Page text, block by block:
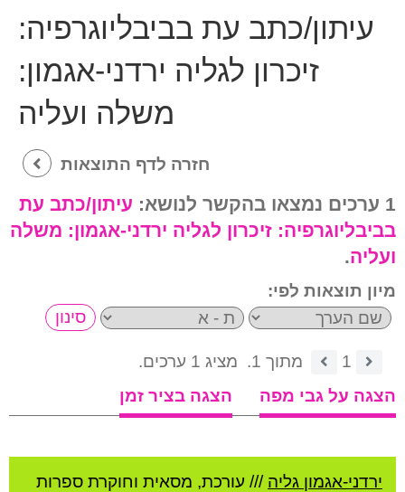
עיתון/כתב עת בביבליוגרפיה:
זיכרון לגליה ירדני-אגמון:
משלה ועליה
חזרה לדף התוצאות
1 ערכים נמצאו בהקשר לנושא:
עיתון/כתב עת
בביבליוגרפיה: זיכרון לגליה ירדני-אגמון: משלה
ועליה.
מיון תוצאות לפי:
1 מתוך 1.
מציג 1 ערכים.
הצגה על גבי מפה
הצגה בציר זמן
ירדני-אגמון גליה /// עורכת, מסאית וחוקרת ספרות